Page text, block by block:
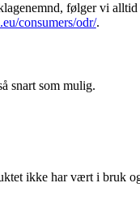
følger vi alltid
consumers/odr/.
snart som mulig.
ikke har vært i bruk